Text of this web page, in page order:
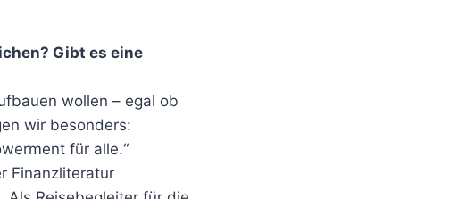
Gibt es eine
wollen – egal ob
wir besonders:
für alle.“
Finanzliteratur